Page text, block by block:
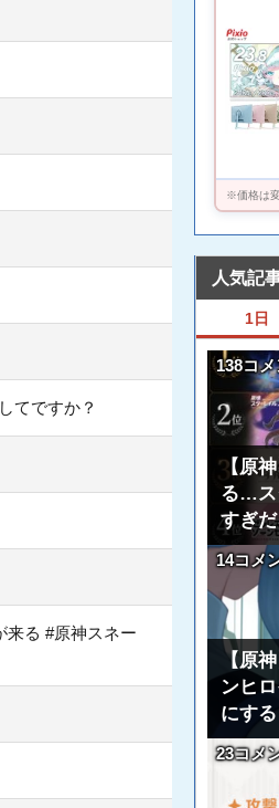
てですか？
来る #原神スネー
※価格は
人気記
1日
138コ
【原
る…ス
すぎ
14コメ
【原
ンヒ
にする
23コメ